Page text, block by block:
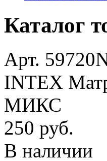
Каталог
Арт.
INTEX
МИКС
250 руб.
В наличии